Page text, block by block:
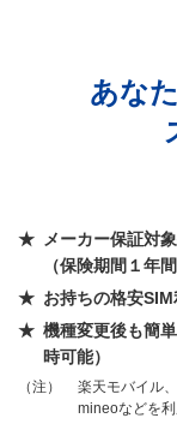
あな
メーカー保証対
（保険期間１年間
お持ちの格安
機種変更後も簡
時可能）
（注）
楽天モバイル
mineoなどを